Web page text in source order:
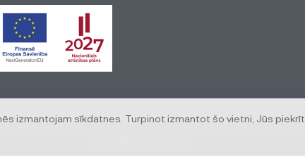
izmantojam sīkdatnes. Turpinot izmantot šo vietni, Jūs